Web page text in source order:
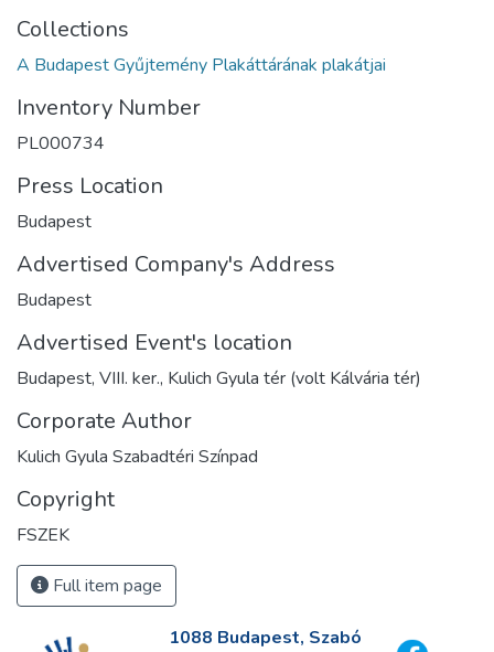
Collections
A Budapest Gyűjtemény Plakáttárának plakátjai
Inventory Number
PL000734
Press Location
Budapest
Advertised Company's Address
Budapest
Advertised Event's location
Budapest, VIII. ker., Kulich Gyula tér (volt Kálvária tér)
Corporate Author
Kulich Gyula Szabadtéri Színpad
Copyright
FSZEK
Full item page
1088 Budapest, Szabó